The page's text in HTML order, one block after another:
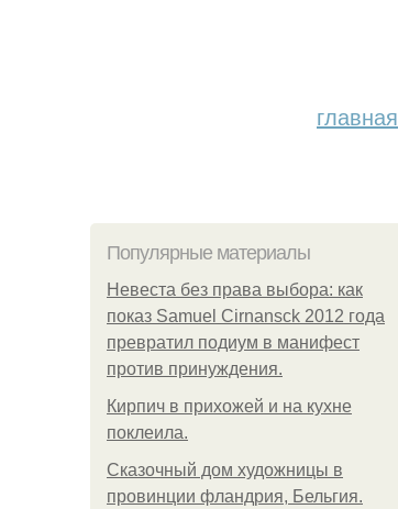
главная
Популярные материалы
Невеста без права выбора: как
показ Samuel Cirnansck 2012 года
превратил подиум в манифест
против принуждения.
Кирпич в прихожей и на кухне
поклеила.
Сказочный дом художницы в
провинции фландрия, Бельгия.